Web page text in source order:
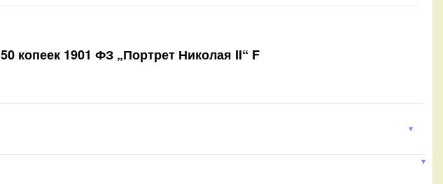
50 копеек 1901 ФЗ „Портрет Николая II“ F